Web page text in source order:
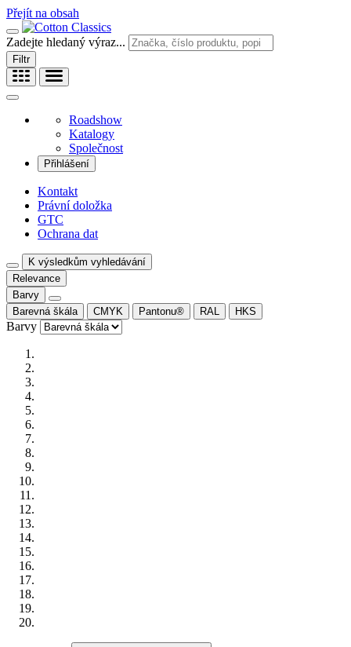
Přejít na obsah
Zadejte hledaný výraz...
Filtr
Roadshow
Katalogy
Společnost
Přihlášení
Kontakt
Právní doložka
GTC
Ochrana dat
K výsledkům vyhledávání
Relevance
Barvy
Barevná škála
CMYK Pantonu® RAL HKS
Barvy